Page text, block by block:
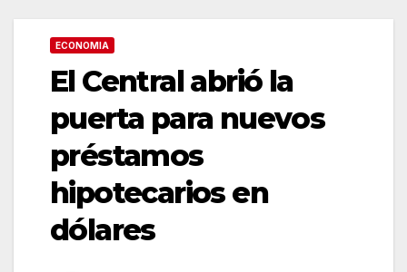
ECONOMIA
El Central abrió la
puerta para nuevos
préstamos
hipotecarios en
dólares